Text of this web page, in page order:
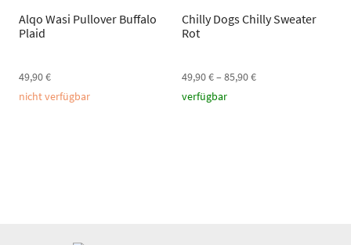
Alqo Wasi Pullover Buffalo
Plaid
49,90€
nicht verfügbar
Chilly Dogs Chilly Sweater
Rot
49,90€– 85,90€
verfügbar